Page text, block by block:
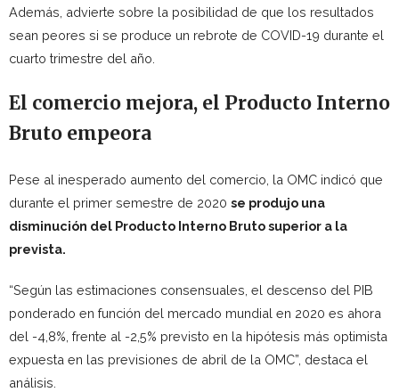
Además, advierte sobre la posibilidad de que los resultados
sean peores si se produce un rebrote de COVID-19 durante el
cuarto trimestre del año.
El comercio mejora, el Producto Interno
Bruto empeora
Pese al inesperado aumento del comercio, la OMC indicó que
durante el primer semestre de 2020 se produjo una
disminución del Producto Interno Bruto superior a la
prevista.
“Según las estimaciones consensuales, el descenso del PIB
ponderado en función del mercado mundial en 2020 es ahora
del -4,8%, frente al -2,5% previsto en la hipótesis más optimista
expuesta en las previsiones de abril de la OMC”, destaca el
análisis.